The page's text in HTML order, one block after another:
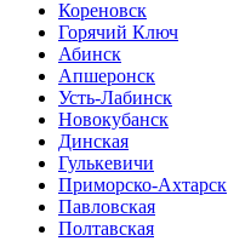
Кореновск
Горячий Ключ
Абинск
Апшеронск
Усть-Лабинск
Новокубанск
Динская
Гулькевичи
Приморско-Ахтарск
Павловская
Полтавская